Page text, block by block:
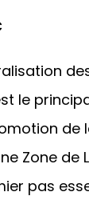
le
de
Zone de
pas